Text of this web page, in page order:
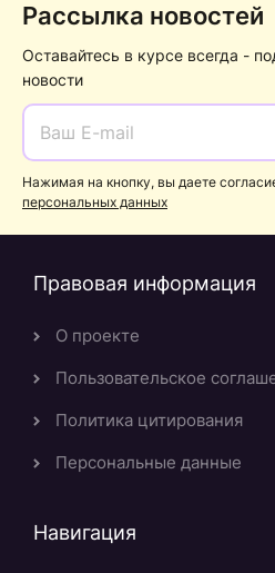
Рассылка новостей
Оставайтесь в курсе всегда -
новости
Нажимая на кнопку, вы даете
персональных данных
Правовая информация
О проекте
Пользовательское
Политика цитирования
Персональные данные
Навигация